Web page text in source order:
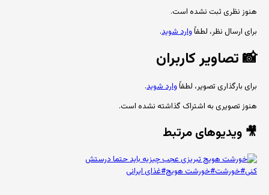
هنوز نظری ثبت نشده است.
برای ارسال نظر، لطفاًوارد شوید.
📸تصاویر کاربران
برای بارگذاری تصویر، لطفاًوارد شوید.
هنوز تصویری به اشتراک گذاشته نشده است.
🎥 ویدیوهای مرتبط